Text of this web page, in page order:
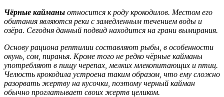
Чёрные кайманы относится к роду крокодилов. Местом его
обитания являются реки с замедленным течением воды и
озёра. Сегодня данный подвид находится на грани вымирания.
Основу рациона рептилии составляют рыбы, в особенности
окунь, сом, пиранья. Кроме того не редко чёрные кайманы
употребляют в пищу черепах, мелких млекопитающих и птиц.
Челюсть крокодила устроена таким образом, что ему сложно
разорвать жертву на кусочки, поэтому черный кайман
обычно проглатывает своих жертв целиком.